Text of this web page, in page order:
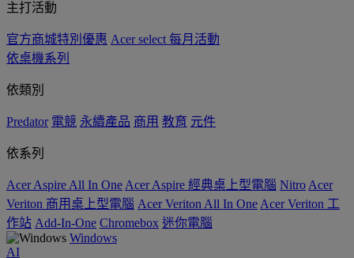
主打活動
官方商城特別優惠 Acer select 每月活動
依桌機系列
依類別
Predator 電競 永續產品 商用 教育 元件
依系列
Acer Aspire All In One Acer Aspire 經典桌上型電腦 Nitro Acer
Veriton 商用桌上型電腦 Acer Veriton All In One Acer Veriton 工
作站 Add-In-One Chromebox 迷你電腦
Windows
AI